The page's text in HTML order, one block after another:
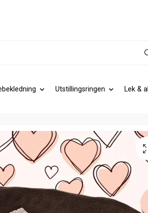
Utstillingsringen Lek &